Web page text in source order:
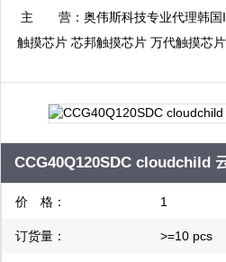
复制
厦A座7楼整层
主 营：奥伟斯科技专业代理韩
触摸芯片 芯邦触摸芯片 万代触摸芯
单片机 富仕通单片机:电源管理芯片
管理芯片 芯朋微电源管理芯片 中科
CCG40Q120SDC cloudchild
价 格： 1
订货量： >=10 pcs